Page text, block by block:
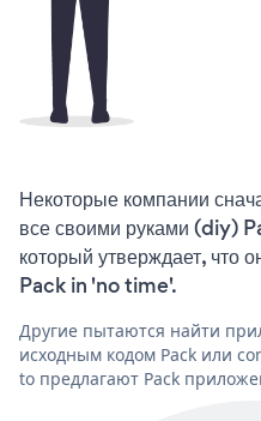
Некоторые компании
все своими руками (diy)
который утверждает, что
Pack in 'no time'.
Другие пытаются найти
исходным кодом Pack или
to предлагают Pack